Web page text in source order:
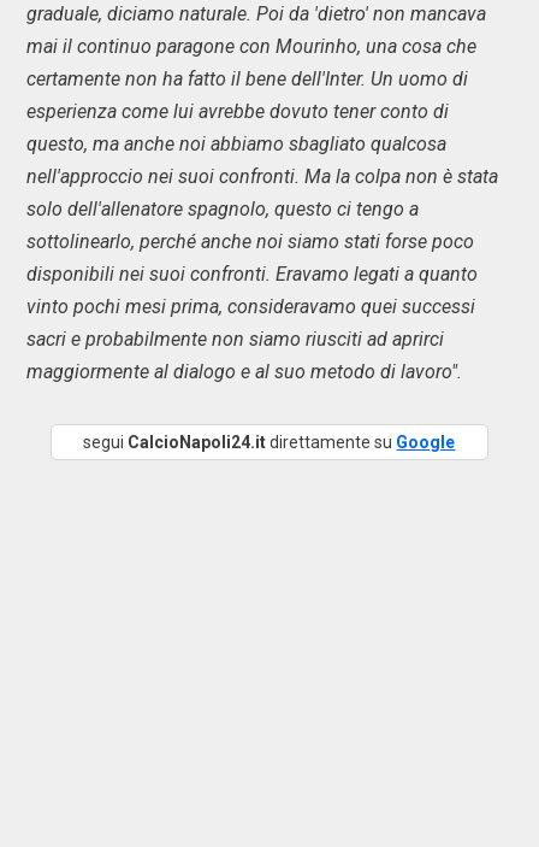
graduale, diciamo naturale. Poi da 'dietro' non mancava
mai il continuo paragone con Mourinho, una cosa che
certamente non ha fatto il bene dell'Inter. Un uomo di
esperienza come lui avrebbe dovuto tener conto di
questo, ma anche noi abbiamo sbagliato qualcosa
nell'approccio nei suoi confronti. Ma la colpa non è stata
solo dell'allenatore spagnolo, questo ci tengo a
sottolinearlo, perché anche noi siamo stati forse poco
disponibili nei suoi confronti. Eravamo legati a quanto
vinto pochi mesi prima, consideravamo quei successi
sacri e probabilmente non siamo riusciti ad aprirci
maggiormente al dialogo e al suo metodo di lavoro".
segui CalcioNapoli24.itdirettamente su Google